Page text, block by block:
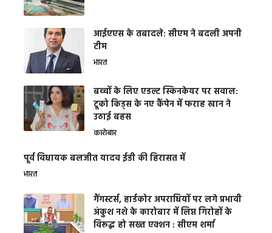
आईएएस के तबादले: सीएम ने बदली अपनी
टीम
भारत
बच्चों के लिए एडल्ट स्किनकेयर पर सवाल:
टूको किड्स के नए कैंपेन में फराह खान ने
उठाई बहस
कारोबार
पूर्व विधायक बलजीत यादव ईडी की हिरासत में
भारत
गैंगस्टर्स, हार्डकोर अपराधियों पर लगे प्रभावी
अंकुश नशे के कारोबार में लिप्त गिरोहों के
विरूद्ध हो सख्त एक्शन : सीएम शर्मा